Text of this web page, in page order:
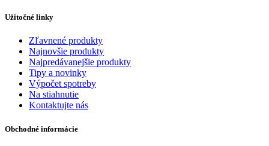
Užitočné linky
Zľavnené produkty
Najnovšie produkty
Najpredávanejšie produkty
Tipy a novinky
Výpočet spotreby
Na stiahnutie
Kontaktujte nás
Obchodné informácie